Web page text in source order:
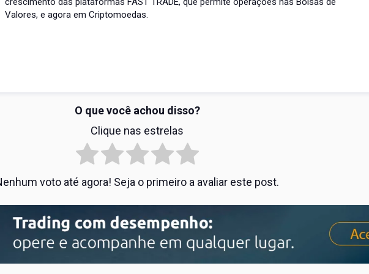
Valores, e agora em Criptomoedas.
O que você achou disso?
Clique nas estrelas
voto até agora! Seja o primeiro a avaliar este post.